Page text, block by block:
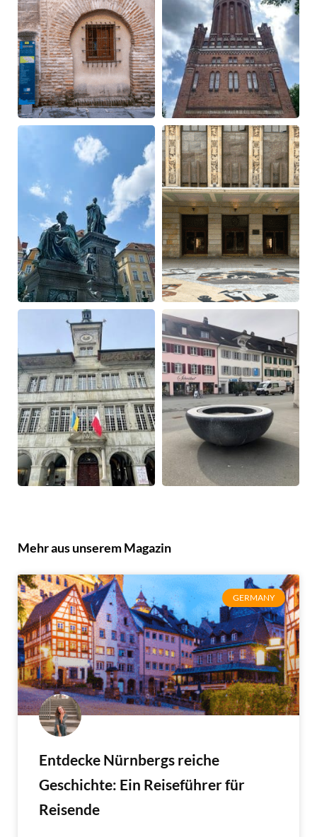
Mehr aus unserem Magazin
GERMANY
Entdecke Nürnbergs reiche
Geschichte: Ein Reiseführer für
Reisende